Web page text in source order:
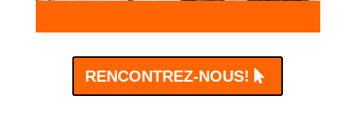
RENCONTREZ-NOUS!